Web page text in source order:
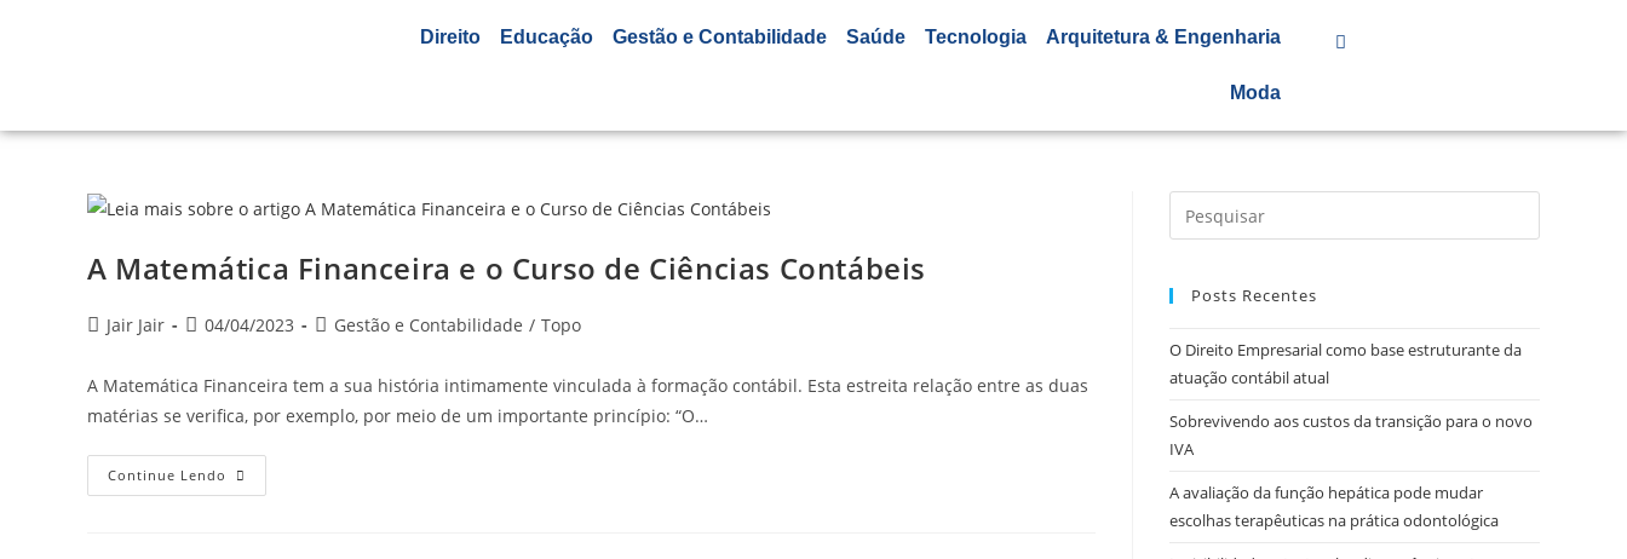
Direito Educação Gestão e Contabilidade Saúde Tecnologia Arquitetura & Engenharia
Moda
A Matemática Financeira e o Curso de Ciências Contábeis
Jair Jair 04/04/2023 Gestão e Contabilidade / Topo
A Matemática Financeira tem a sua história intimamente vinculada à formação contábil. Esta estreita relação entre as duas
matérias se verifica, por exemplo, por meio de um importante princípio: “O…
Continue Lendo
Posts Recentes
O Direito Empresarial como base estruturante da
atuação contábil atual
Sobrevivendo aos custos da transição para o novo
IVA
A avaliação da função hepática pode mudar
escolhas terapêuticas na prática odontológica